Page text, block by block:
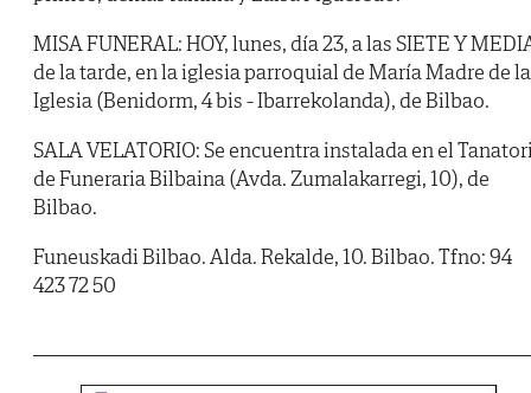
MISA FUNERAL: HOY, lunes, día 23, a las SIETE Y
de la tarde, en la iglesia parroquial de María Madre de la
Iglesia (Benidorm, 4 bis - Ibarrekolanda), de Bilbao.
SALA VELATORIO: Se encuentra instalada en el
de Funeraria Bilbaina (Avda. Zumalakarregi, 10), de
Bilbao.
Funeuskadi Bilbao. Alda. Rekalde, 10. Bilbao. Tfno: 94
423 72 50